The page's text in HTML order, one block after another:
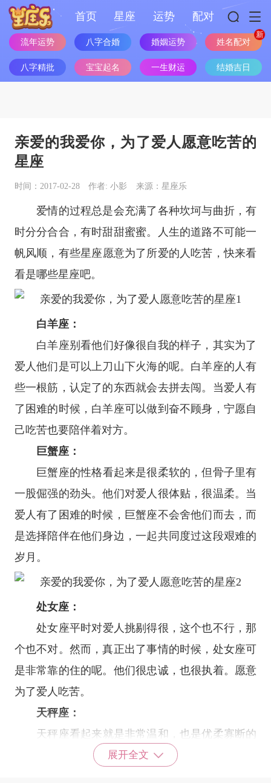
首页 星座 运势 配对
流年运势 八字合婚 婚姻运势 姓名配对
八字精批 宝宝起名 一生财运 结婚吉日
亲爱的我爱你，为了爱人愿意吃苦的
星座
时间：2017-02-28 作者: 小影 来源：星座乐
爱情的过程总是会充满了各种坎坷与曲折，有
时分分合合，有时甜甜蜜蜜。人生的道路不可能一
帆风顺，有些星座愿意为了所爱的人吃苦，快来看
看是哪些星座吧。
白羊座：
白羊座别看他们好像很自我的样子，其实为了
爱人他们是可以上刀山下火海的呢。白羊座的人有
些一根筋，认定了的东西就会去拼去闯。当爱人有
了困难的时候，白羊座可以做到奋不顾身，宁愿自
己吃苦也要陪伴着对方。
巨蟹座：
巨蟹座的性格看起来是很柔软的，但骨子里有
一股倔强的劲头。他们对爱人很体贴，很温柔。当
爱人有了困难的时候，巨蟹座不会舍他们而去，而
是选择陪伴在他们身边，一起共同度过这段艰难的
岁月。
处女座：
处女座平时对爱人挑剔得很，这个也不行，那
个也不对。然而，真正出了事情的时候，处女座可
是非常靠的住的呢。他们很忠诚，也很执着。愿意
为了爱人吃苦。
天秤座：
天秤座看起来就是非常温和，也是优柔寡断的
一副样子。可是，当爱人遭遇挫折的时候，天秤座
展开全文